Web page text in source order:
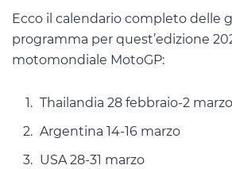
Ecco il calendario completo delle
programma per quest’edizione
motomondiale MotoGP:
Thailandia 28 febbraio-2 marzo
Argentina 14-16 marzo
USA 28-31 marzo